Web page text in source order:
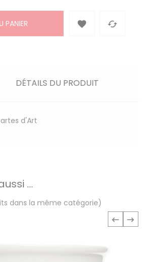
PANIER  
DÉTAILS DU PRODUIT
d'Art
...
dans la même catégorie)